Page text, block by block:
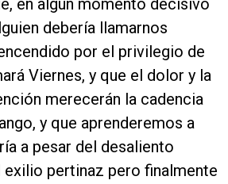
en algún momento decisivo
debería llamarnos
por el privilegio de
Viernes, y que el dolor y la
merecerán la cadencia
y que aprenderemos a
a pesar del desaliento
exilio pertinaz pero finalmente